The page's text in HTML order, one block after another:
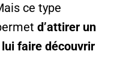
ce type
d’attirer un
faire découvrir